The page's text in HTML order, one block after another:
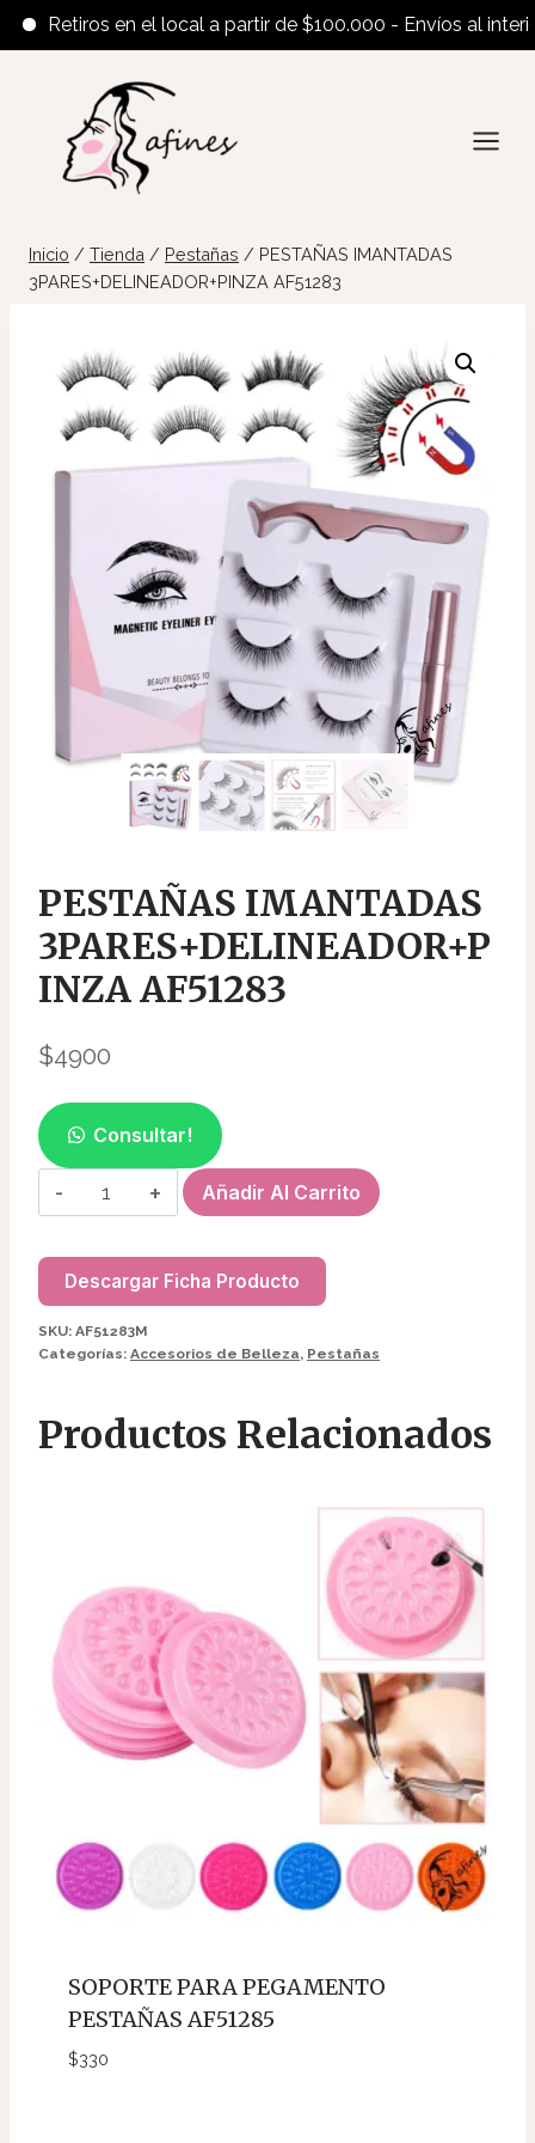
Retiros en el local a partir de $100.000 - Envíos al interior
contenido
Inicio / Tienda / Pestañas / PESTAÑAS IMANTADAS
3PARES+DELINEADOR+PINZA AF51283
PESTAÑAS IMANTADAS
3PARES+DELINEADOR+P
INZA AF51283
$4900
Consultar!
PESTAÑAS
IMANTADAS
AF51283
cantidad
Añadir Al Carrito
Descargar Ficha Producto
SKU: AF51283M
Categorías: Accesorios de Belleza, Pestañas
Productos Relacionados
SOPORTE PARA PEGAMENTO
PESTAÑAS AF51285
$330